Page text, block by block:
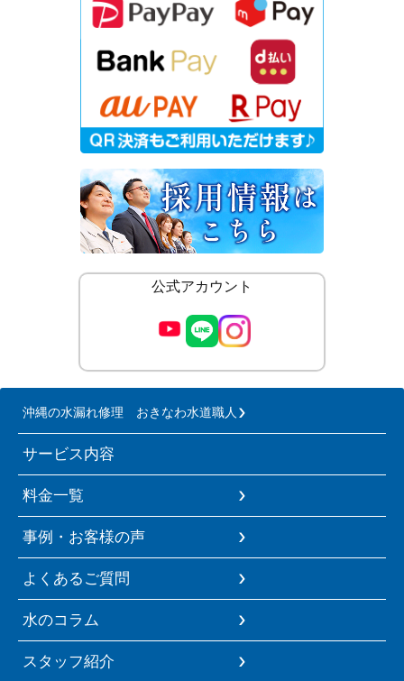
公式アカウント
沖縄の水漏れ修理 おきなわ水道職人
サービス内容
料金一覧
事例・お客様の声
よくあるご質問
水のコラム
スタッフ紹介